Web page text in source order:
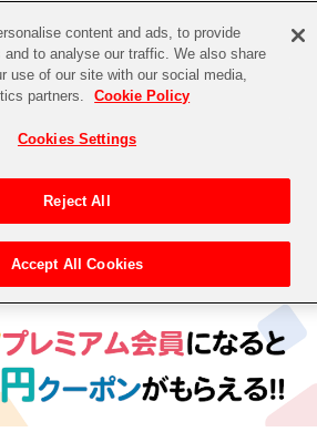
STORE EVENT
電子書籍
ズ
ライブ！
マスター シリーズ> アイドルマスター シャイニーカラーズ
content and ads, to provide
to analyse our traffic. We also share
use of our site with our social media,
partners.
Cookie Policy
Cookies Settings
Reject All
Accept All Cookies